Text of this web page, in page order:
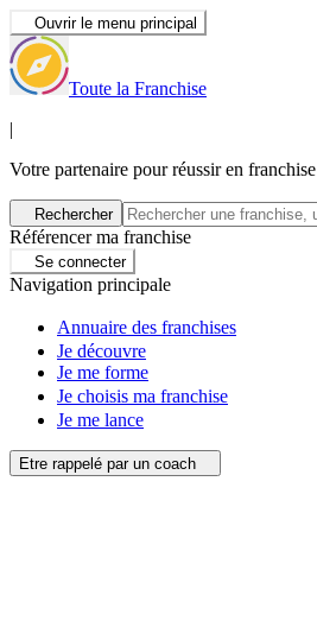
Ouvrir le menu principal
Toute la Franchise
|
Votre partenaire pour réussir en franchise
Rechercher
Référencer ma franchise
Se connecter
Navigation principale
Annuaire des franchises
Je découvre
Je me forme
Je choisis ma franchise
Je me lance
Etre rappelé par un coach